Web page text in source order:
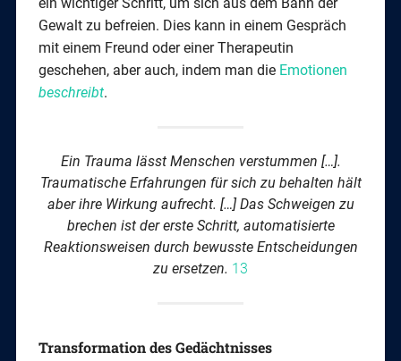
Gewalt zu befreien. Dies kann in einem Gespräch
mit einem Freund oder einer Therapeutin
geschehen, aber auch, indem man die Emotionen
beschreibt.
Ein Trauma lässt Menschen verstummen […].
Traumatische Erfahrungen für sich zu behalten hält
aber ihre Wirkung aufrecht. […] Das Schweigen zu
brechen ist der erste Schritt, automatisierte
Reaktionsweisen durch bewusste Entscheidungen
zu ersetzen. 13
Transformation des Gedächtnisses